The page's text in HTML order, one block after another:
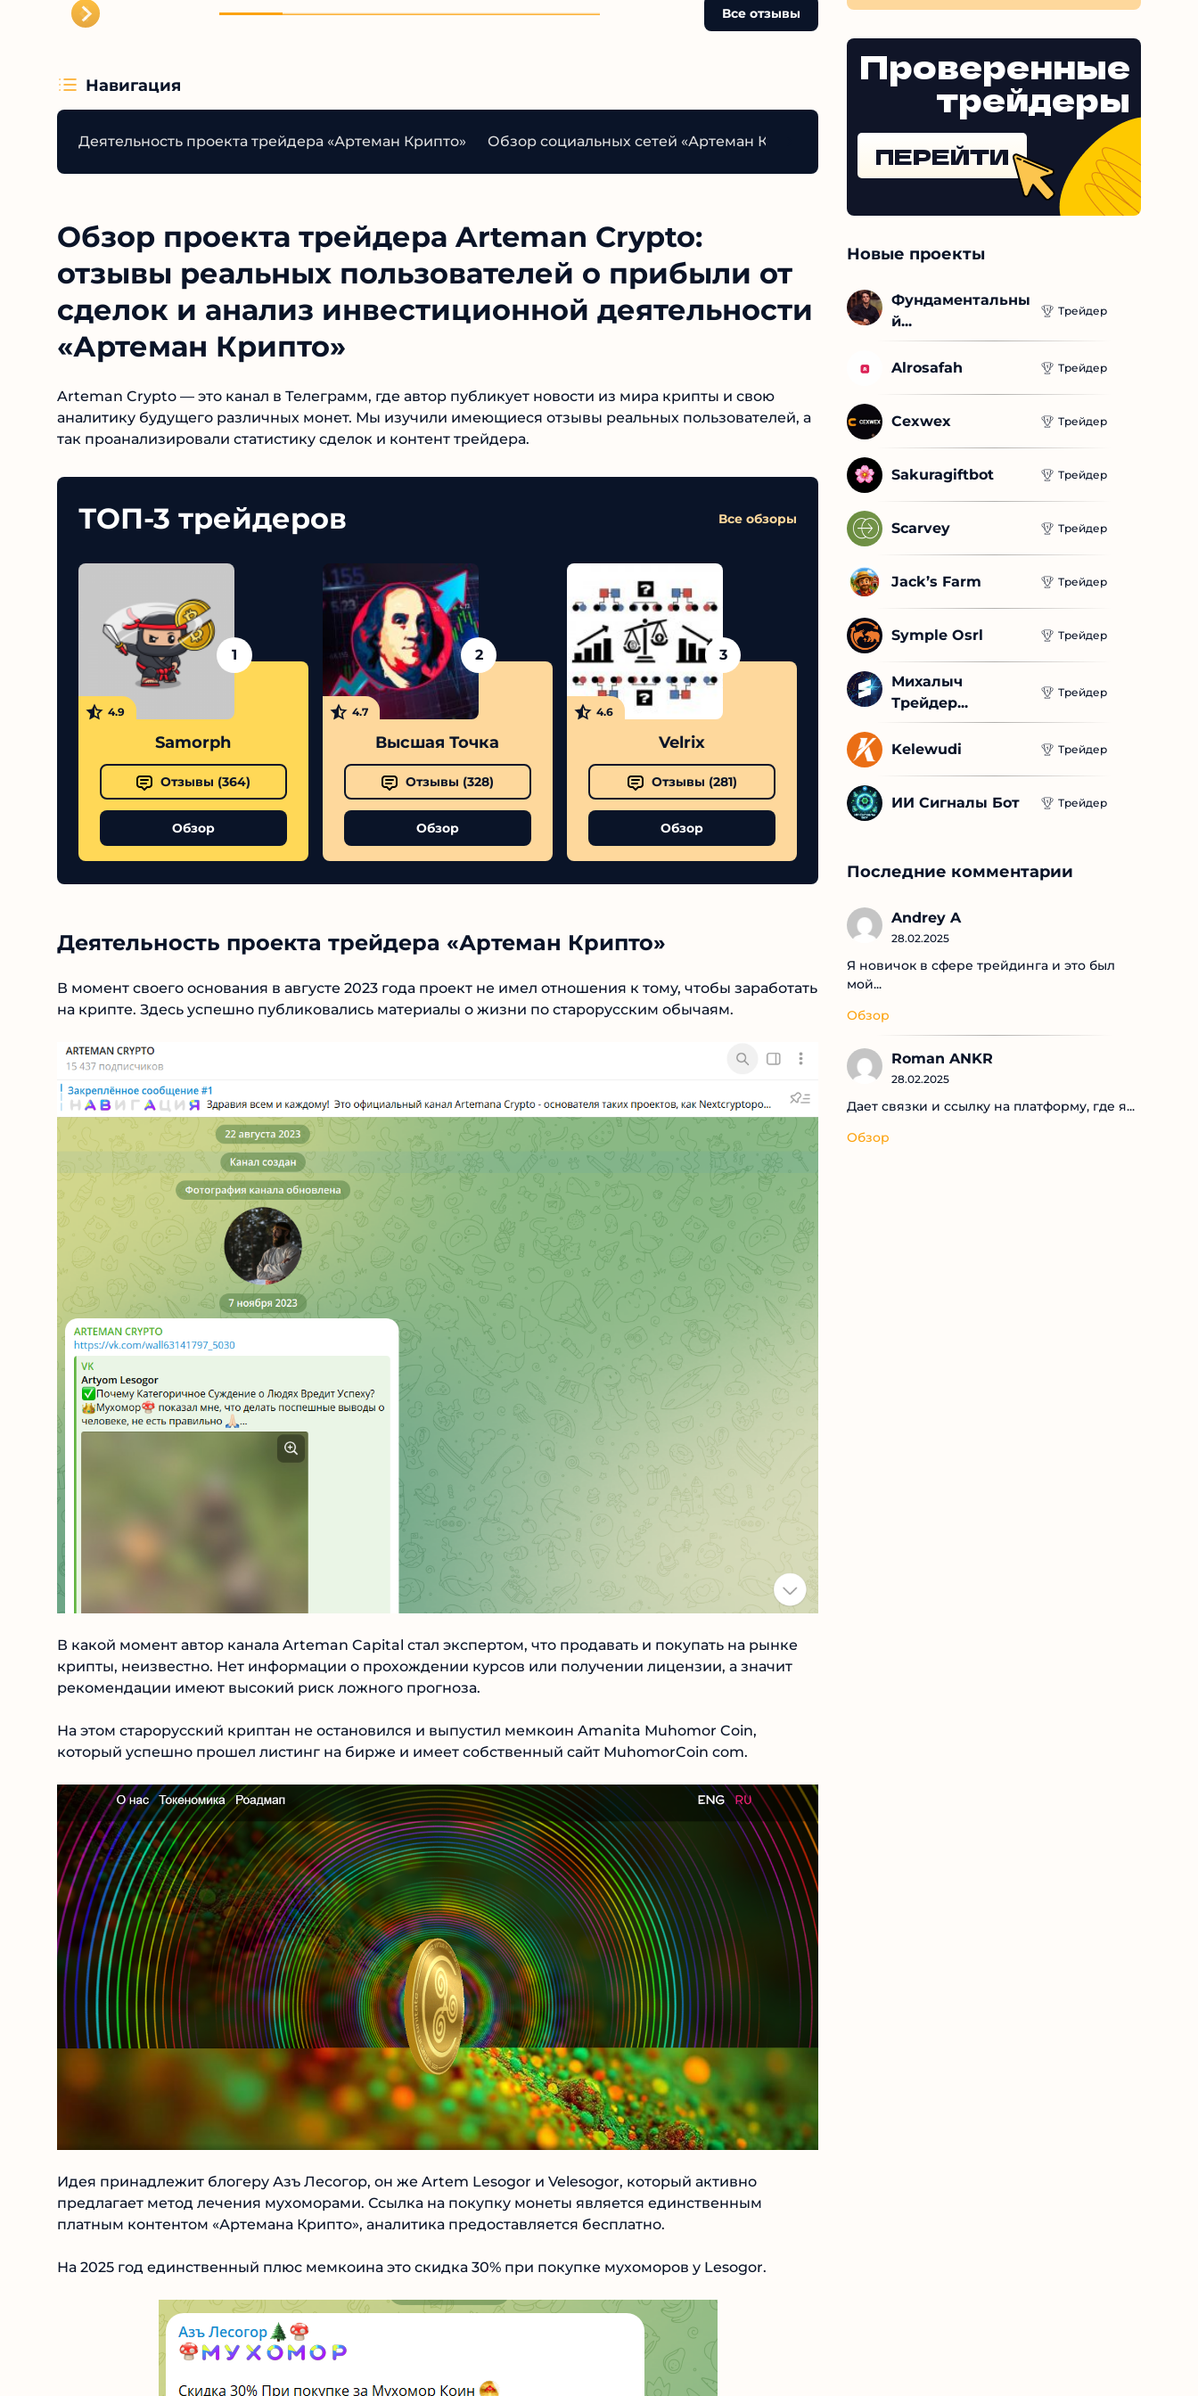
Все отзывы
Навигация
Деятельность проекта трейдера «Артеман Крипто» Обзор социальных сетей «Артеман Крипто» Отзывы реальных пользователей о проекте
Обзор проекта трейдера Arteman Crypto:
отзывы реальных пользователей о прибыли от
сделок и анализ инвестиционной
деятельности «Артеман Крипто»
Arteman Crypto — это канал в Телеграмм, где автор публикует новости из мира крипты и свою
аналитику будущего различных монет. Мы изучили имеющиеся отзывы реальных пользователей,
а так проанализировали статистику сделок и контент трейдера.
ТОП-3 трейдеров Все обзоры
1
4.9
Samorph
Отзывы ( 364)
Обзор
2
4.7
Высшая Точка
Отзывы ( 328)
Обзор
4.6
Velrix
Отзывы (281)
Обзор
Деятельность проекта трейдера «Артеман Крипто»
В момент своего основания в августе 2023 года проект не имел отношения к тому, чтобы
заработать на крипте. Здесь успешно публиковались материалы о жизни по старорусским
В какой момент автор канала Arteman Capital стал экспертом, что продавать и покупать на рынке
крипты, неизвестно. Нет информации о прохождении курсов или получении лицензии, а значит
На этом старорусский криптан не остановился и выпустил мемкоин Amanita Muhomor Coin,
Идея принадлежит блогеру Азъ Лесогор, он же Artem Lesogor и Velesogor, который активно
предлагает метод лечения мухоморами. Ссылка на покупку монеты является единственным
платным контентом «Артемана Крипто», аналитика предоставляется бесплатно.
На 2025 год единственный плюс мемкоина это скидка 30% при покупке мухоморов у Lesogor.
Проверенные
трейдеры
ПЕРЕЙТИ
Новые проекты
Фундаментальны
й...
Трейдер
Alrosafah Трейдер
Cexwex Трейдер
Sakuragiftbot Трейдер
Scarvey Трейдер
Jack’s Farm Трейдер
Symple Osrl Трейдер
Михалыч
Трейдер...
Трейдер
Kelewudi Трейдер
ИИ Сигналы Бот Трейдер
Последние комментарии
Andrey A
28.02.2025
Я новичок в сфере трейдинга и это был
мой...
Обзор
Roman ANKR
28.02.2025
Дает связки и ссылку на платформу, где я...
Обзор
№1 В РЕЙТИНГЕ
Samorph
Рекомендованэкспертами
Tehnoobzor: высокий ROI, честная
статистика и сотни довольных
клиентов.
Читать обзор